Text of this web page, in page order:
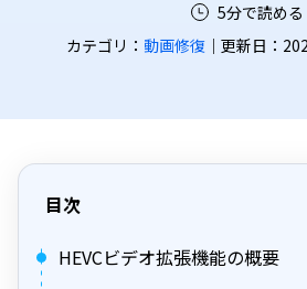
5分で読める
カテゴリ： 動画修復｜更新日：
目次
HEVCビデオ拡張機能の概要